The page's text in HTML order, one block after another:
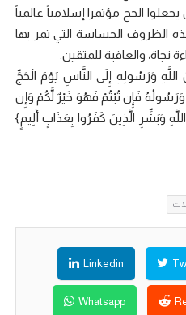
الحج مؤتمرا إسلامياً عالمياً
الظروف الحساسة التي تمر بها
نجاة، والعاقبة للمتقين.
اللَّهِ وَرَ‌سُولِهِ إِلَى النَّاسِ يَوْمَ الْحَجِّ
وَرَ‌سُولُهُ فَإِن تُبْتُمْ فَهُوَ خَيْرٌ‌ لَّكُمْ وَإِن
وَبَشِّرِ‌ الَّذِينَ كَفَرُ‌وا بِعَذَابٍ أَلِيمٍ}
Linkedin
Whatsapp